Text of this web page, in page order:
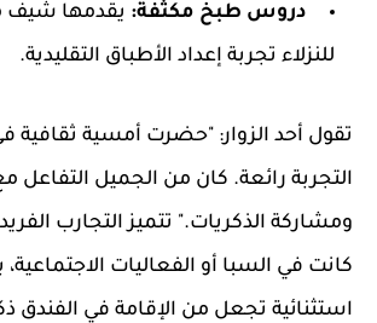
دروس طبخ مكثّفة: يقدمها شيف
للنزلاء تجربة إعداد الأطباق التقليدية.
تقول أحد الزوار: "حضرت أمسية ثقافية
التجربة رائعة. كان من الجميل التفاعل مع
ومشاركة الذكريات." تتميز التجارب
كانت في السبا أو الفعاليات
استثنائية تجعل من الإقامة في الفندق